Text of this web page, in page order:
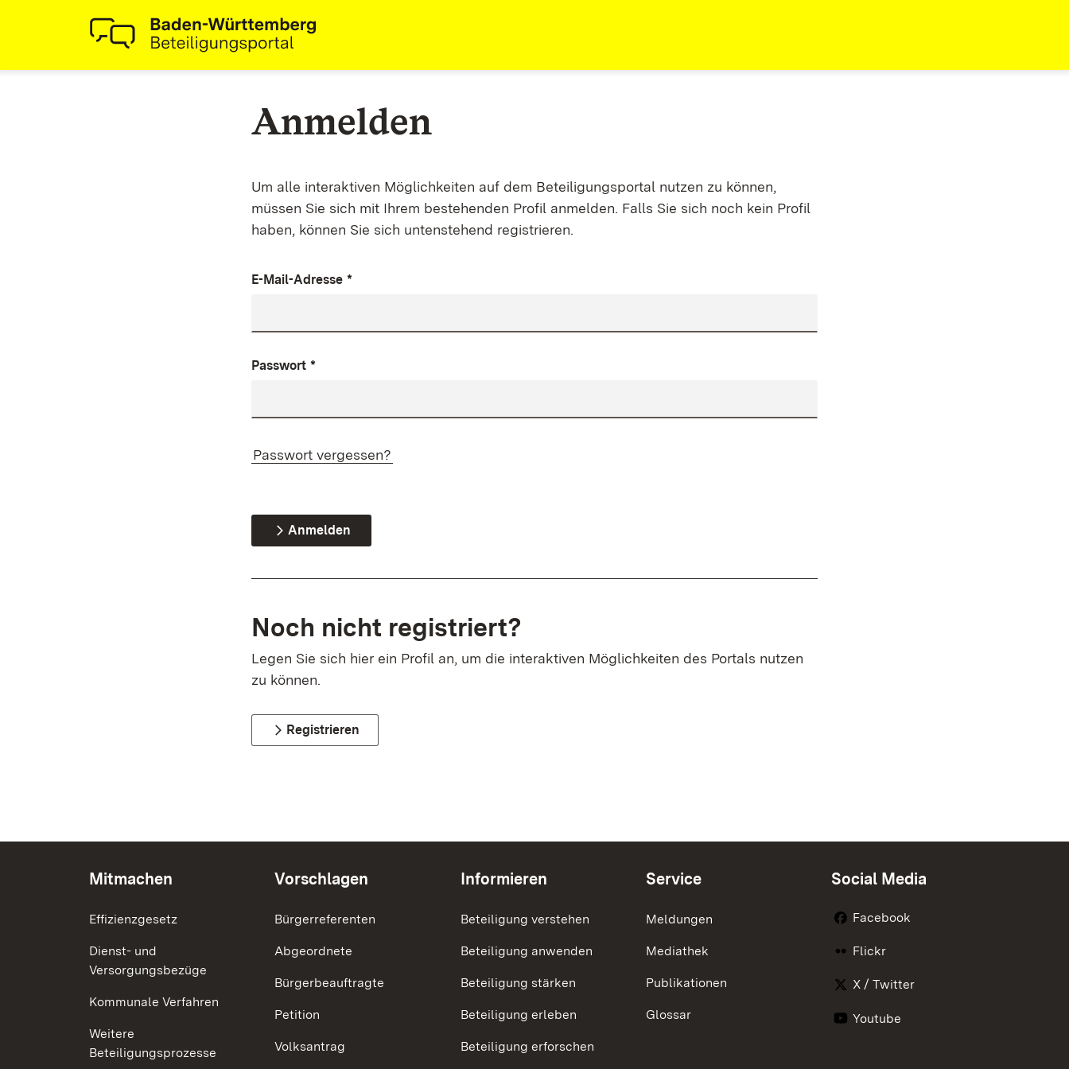
Anmelden
Um alle interaktiven Möglichkeiten auf dem Beteiligungsportal nutzen zu können,
müssen Sie sich mit Ihrem bestehenden Profil anmelden. Falls Sie sich noch kein Profil
haben, können Sie sich untenstehend registrieren.
E-Mail-Adresse *
Passwort *
Passwort vergessen?
Anmelden
Noch nicht registriert?
Legen Sie sich hier ein Profil an, um die interaktiven Möglichkeiten des Portals nutzen
zu können.
Registrieren
Mitmachen
Effizienzgesetz
Dienst- und
Versorgungsbezüge
Kommunale Verfahren
Weitere
Beteiligungsprozesse
Vorschlagen
Bürgerreferenten
Abgeordnete
Bürgerbeauftragte
Petition
Volksantrag
Informieren
Beteiligung verstehen
Beteiligung anwenden
Beteiligung stärken
Beteiligung erleben
Beteiligung erforschen
Service
Meldungen
Mediathek
Publikationen
Glossar
Social Media
Facebook
Flickr
X / Twitter
Youtube